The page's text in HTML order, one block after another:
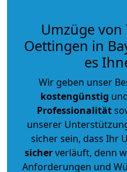
Umzüge
Oettingen in
es
Wir geben unser
kostengünstig
Professionalität
unserer
sicher sein, dass Ihr
sicherverläuft, denn
Anforderungen und